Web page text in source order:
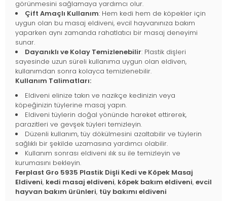
görünmesini sağlamaya yardımcı olur.
Çift Amaçlı Kullanım: Hem kedi hem de köpekler için
uygun olan bu masaj eldiveni, evcil hayvanınıza bakım
yaparken aynı zamanda rahatlatıcı bir masaj deneyimi
sunar.
Dayanıklı ve Kolay Temizlenebilir: Plastik dişleri
sayesinde uzun süreli kullanıma uygun olan eldiven,
kullanımdan sonra kolayca temizlenebilir.
Kullanım Talimatları:
Eldiveni elinize takın ve nazikçe kedinizin veya
köpeğinizin tüylerine masaj yapın.
Eldiveni tüylerin doğal yönünde hareket ettirerek,
parazitleri ve gevşek tüyleri temizleyin.
Düzenli kullanım, tüy dökülmesini azaltabilir ve tüylerin
sağlıklı bir şekilde uzamasına yardımcı olabilir.
Kullanım sonrası eldiveni ılık su ile temizleyin ve
kurumasını bekleyin.
Ferplast Gro 5935 Plastik Dişli Kedi ve Köpek Masaj
Eldiveni, kedi masaj eldiveni, köpek bakım eldiveni, evcil
hayvan bakım ürünleri, tüy bakımı eldiveni